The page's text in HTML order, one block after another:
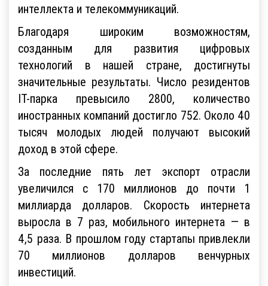
интеллекта и телекоммуникаций.
Благодаря широким возможностям,
созданным для развития цифровых
технологий в нашей стране, достигнуты
значительные результаты. Число резидентов
IT-парка превысило 2800, количество
иностранных компаний достигло 752. Около 40
тысяч молодых людей получают высокий
доход в этой сфере.
За последние пять лет экспорт отрасли
увеличился с 170 миллионов до почти 1
миллиарда долларов. Скорость интернета
выросла в 7 раз, мобильного интернета — в
4,5 раза. В прошлом году стартапы привлекли
70 миллионов долларов венчурных
инвестиций.